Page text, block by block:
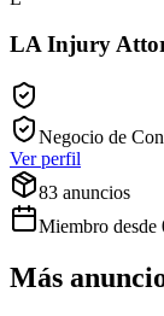
LA Injury
Negocio de
Ver perfil
83 anuncios
Miembro desde
Más